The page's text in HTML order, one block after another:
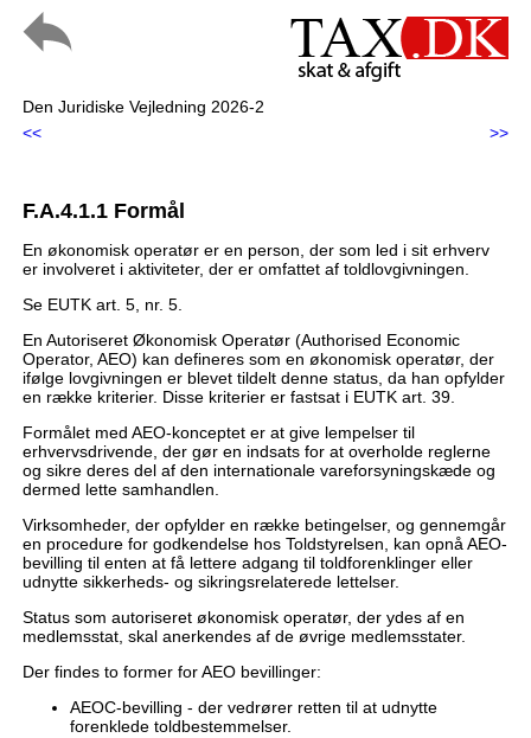
Den Juridiske Vejledning 2026-2
<<
>>
F.A.4.1.1 Formål
En økonomisk operatør er en person, der som led i sit erhverv
er involveret i aktiviteter, der er omfattet af toldlovgivningen.
Se EUTK art. 5, nr. 5.
En Autoriseret Økonomisk Operatør (Authorised Economic
Operator, AEO) kan defineres som en økonomisk operatør, der
ifølge lovgivningen er blevet tildelt denne status, da han opfylder
en række kriterier. Disse kriterier er fastsat i EUTK art. 39.
Formålet med AEO-konceptet er at give lempelser til
erhvervsdrivende, der gør en indsats for at overholde reglerne
og sikre deres del af den internationale vareforsyningskæde og
dermed lette samhandlen.
Virksomheder, der opfylder en række betingelser, og gennemgår
en procedure for godkendelse hos Toldstyrelsen, kan opnå AEO-
bevilling til enten at få lettere adgang til toldforenklinger eller
udnytte sikkerheds- og sikringsrelaterede lettelser.
Status som autoriseret økonomisk operatør, der ydes af en
medlemsstat, skal anerkendes af de øvrige medlemsstater.
Der findes to former for AEO bevillinger:
AEOC-bevilling - der vedrører retten til at udnytte
forenklede toldbestemmelser.